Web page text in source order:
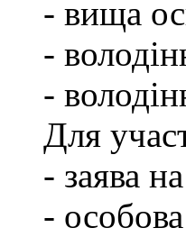
- вища
-
-
Для
- заява
-